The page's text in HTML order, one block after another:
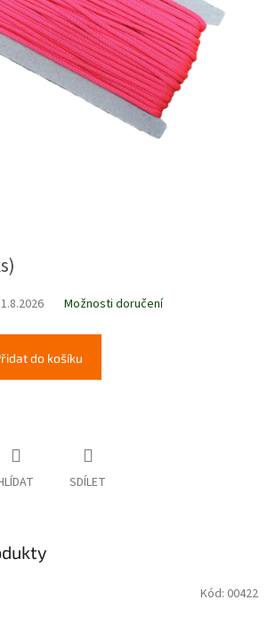
Možnosti doručení
do košíku
SDÍLET
Kód: 00422